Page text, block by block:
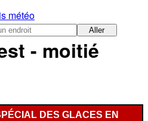
météo
Aller
- moitié
DES GLACES EN